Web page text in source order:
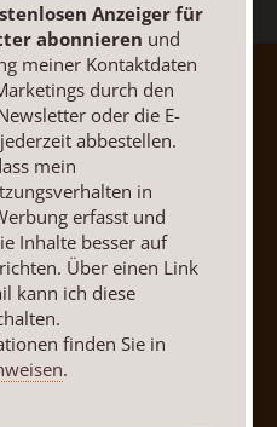
Datenschutz
Impressum
Abo online kündigen
Anzeiger für
abonnieren und
meiner Kontaktdaten
durch den
oder die E-
abbestellen.
mein
in
erfasst und
Inhalte besser auf
Über einen Link
kann ich diese
finden Sie in
.